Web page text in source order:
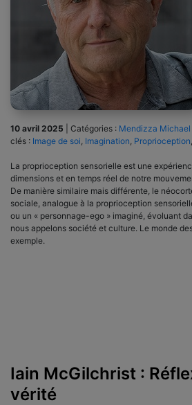
10 avril 2025 Catégories : Mendizza Michael
clés : Image de soi Imagination Proprioception
La proprioception sensorielle est une
dimensions et en temps réel de notre
De manière similaire mais différente, le
sociale, analogue à la proprioception
ou un « personnage-ego » imaginé, évoluant
nous appelons société et culture. Le monde
exemple.
Iain McGilchrist :
vérité